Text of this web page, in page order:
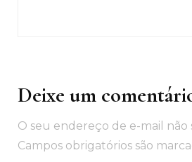
Deixe um
O seu endereço de e-mail não
Campos obrigatórios são